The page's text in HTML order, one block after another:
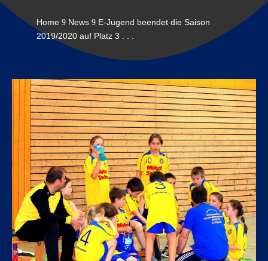
Home 9 News 9 E-Jugend beendet die Saison
2019/2020 auf Platz 3 . . .